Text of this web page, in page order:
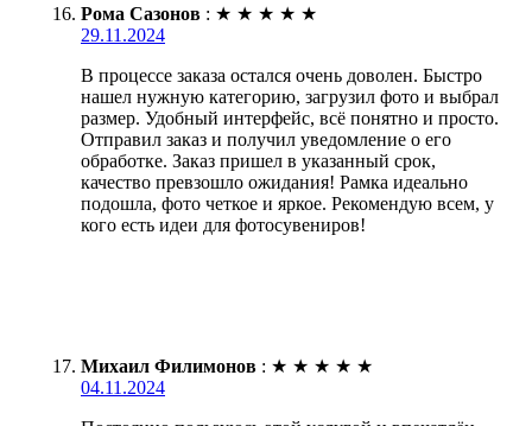
Рома Сазонов : ★ ★ ★ ★ ★
29.11.2024
В процессе заказа остался очень доволен. Быстро
нашел нужную категорию, загрузил фото и выбрал
размер. Удобный интерфейс, всё понятно и просто.
Отправил заказ и получил уведомление о его
обработке. Заказ пришел в указанный срок,
качество превзошло ожидания! Рамка идеально
подошла, фото четкое и яркое. Рекомендую всем, у
кого есть идеи для фотосувениров!
Михаил Филимонов : ★ ★ ★ ★ ★
04.11.2024